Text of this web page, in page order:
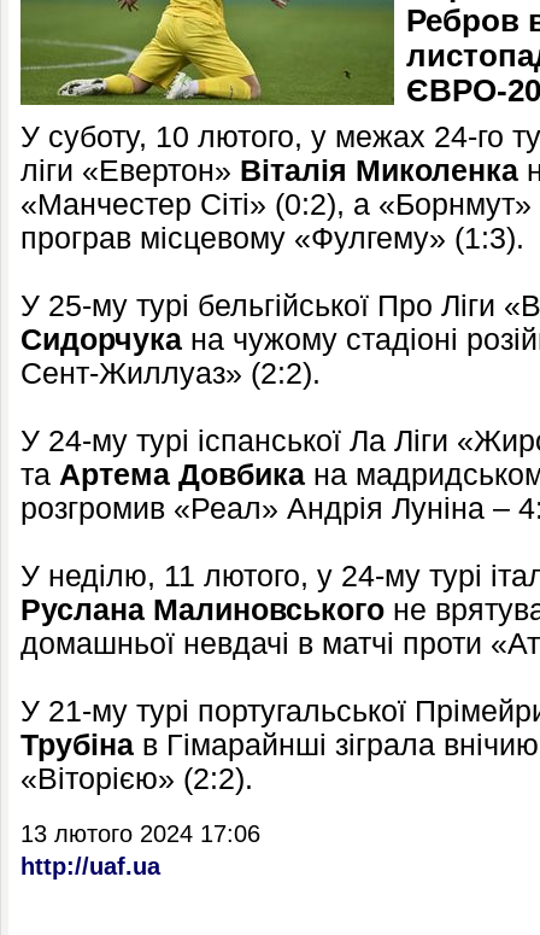
Ребров
ЄВРО-
У суботу, 10 лютого, у межах 24-го
ліги «Евертон» Віталія Миколенка
«Манчестер Сіті» (0:2), а «Борнмут»
програв місцевому «Фулгему» (1:3).
У 25-му турі бельгійської Про Ліги
Сидорчука на чужому стадіоні
Сент-Жиллуаз» (2:2).
У 24-му турі іспанської Ла Ліги
та Артема Довбика на
розгромив «Реал» Андрія Луніна –
У неділю, 11 лютого, у 24-му турі
Руслана Малиновського не
домашньої невдачі в матчі проти
У 21-му турі португальської
Трубіна в Гімарайнші зіграла
«Віторією» (2:2).
13 лютого 2024 17:06
http://uaf.ua